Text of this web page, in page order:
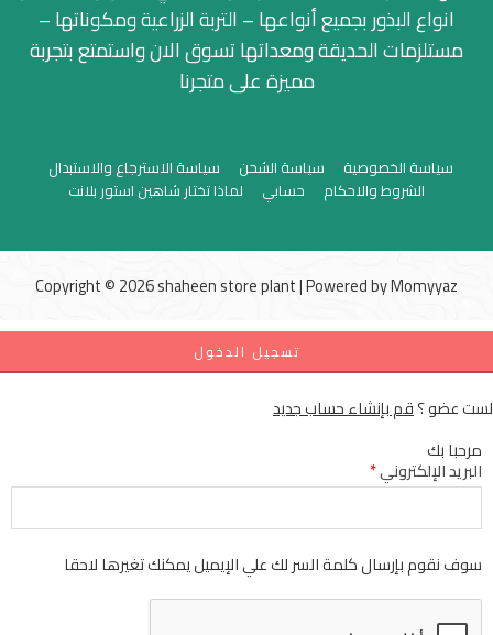
انواع البذور بجميع أنواعها – التربة الزراعية ومكوناتها –
مستلزمات الحديقة ومعداتها تسوق الان واستمتع بتجربة
مميزة على متجرنا
سياسة الخصوصية سياسة الشحن
سياسة الاسترجاع والاستبدال
الشروط والاحكام
حسابي لماذا تختار شاهين استور بلانت
Copyright © 2026 shaheen store plant | Powered byMomyyaz
تسجيل الدخول
لست عضو ؟قم بإنشاء حساب جديد
مرحبا بك
البريد الإلكتروني*
سوف نقوم بإرسال كلمة السر لك علي الإيميل يمكنك تغيرها لاحقا